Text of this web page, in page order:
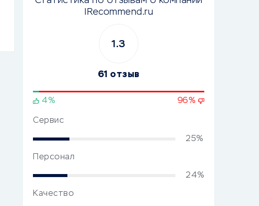
IRecommend.ru
1.3
61 отзыв
4% 96%
Сервис
25%
Персонал
24%
Качество